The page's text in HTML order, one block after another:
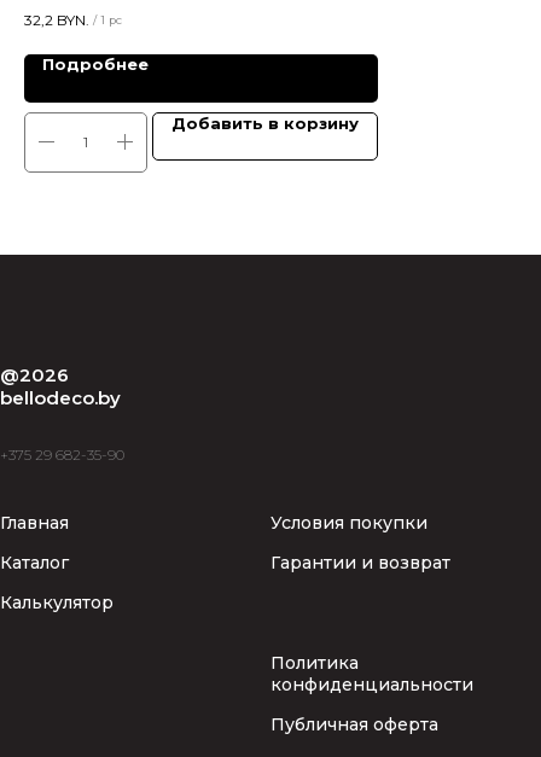
32,2 BYN. / 1 pc
Подробнее
Добавить в корзину
@2026
bellodeco.by
+375 29 682-35-90
Главная
Каталог
Калькулятор
Условия покупки
Гарантии и возврат
Политика
конфиденциальности
Публичная оферта